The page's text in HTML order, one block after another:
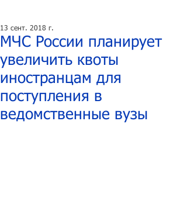
МЧС России планирует
увеличить квоты
иностранцам для
поступления в
ведомственные вузы
13 сент. 2018 г.